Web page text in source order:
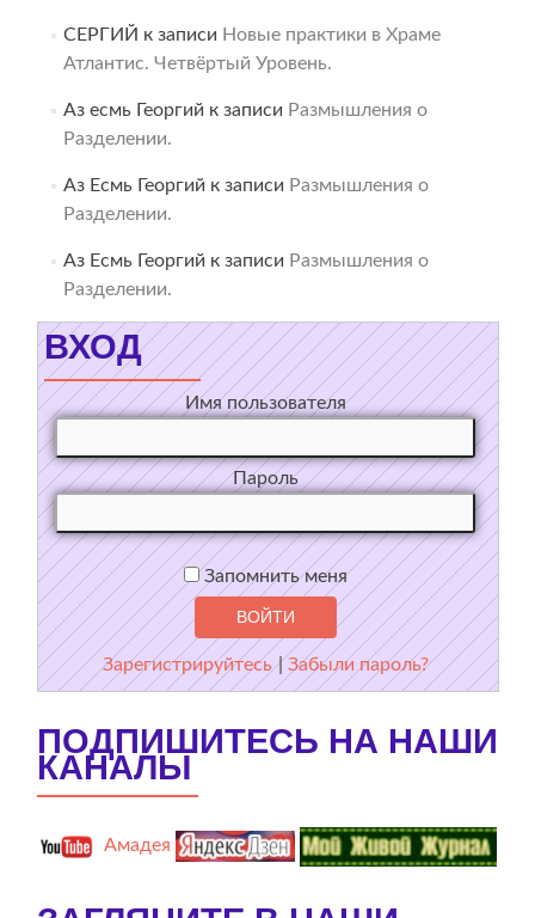
СЕРГИЙ к записи Новые практики в Храме
Атлантис. Четвёртый Уровень.
Аз есмь Георгий к записи Размышления о
Разделении.
Аз Есмь Георгий к записи Размышления о
Разделении.
Аз Есмь Георгий к записи Размышления о
Разделении.
ВХОД
Имя пользователя
Пароль
Запомнить меня
Зарегистрируйтесь |Забыли пароль?
ПОДПИШИТЕСЬ НА НАШИ
КАНАЛЫ
Амадея